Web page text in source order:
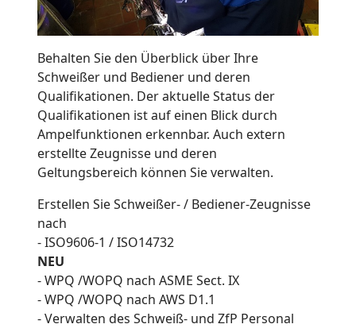
Behalten Sie den Überblick über Ihre
Schweißer und Bediener und deren
Qualifikationen. Der aktuelle Status der
Qualifikationen ist auf einen Blick durch
Ampelfunktionen erkennbar. Auch extern
erstellte Zeugnisse und deren
Geltungsbereich können Sie verwalten.
Erstellen Sie Schweißer- / Bediener-Zeugnisse
nach
- ISO9606-1 / ISO14732
NEU
- WPQ /WOPQ nach ASME Sect. IX
- WPQ /WOPQ nach AWS D1.1
- Verwalten des Schweiß- und ZfP Personal